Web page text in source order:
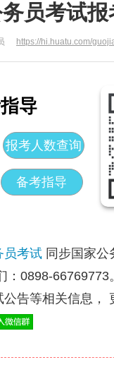
员考试报
https://hi.huatu.com/
导
报考人数查询
备考指导
员考试 同步国家公
：0898-
告等相关信息，